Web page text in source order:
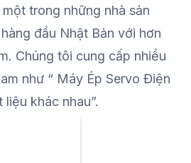
năng số hóa
như phát
sản
trong những nhà sản
đầu Nhật Bản với hơn
Chúng tôi cung cấp nhiều
như “ Máy Ép Servo Điện
liệu khác nhau”.